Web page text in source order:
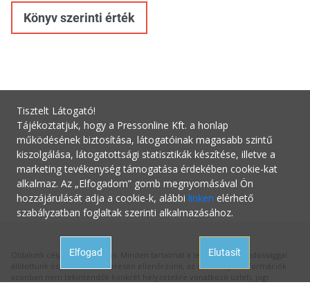
Könyv szerinti érték
Oldalunk célja a tájékoztatás. Minden tartalmat a legnagyobb gondossággal
állítottunk össze és rendszeresen ellenőrzünk, az itt szereplő információk
Tisztelt Látogató!
Tájékoztatjuk, hogy a Pressonline Kft. a honlap
működésének biztosítása, látogatóinak magasabb szintű
kiszolgálása, látogatottsági statisztikák készítése, illetve a
marketing tevékenység támogatása érdekében cookie-kat
alkalmaz. Az „Elfogadom” gomb megnyomásával Ön
hozzájárulását adja a cookie-k, alábbi linken elérhető
szabályzatban foglaltak szerinti alkalmazásához.
Elfogad Elutasít